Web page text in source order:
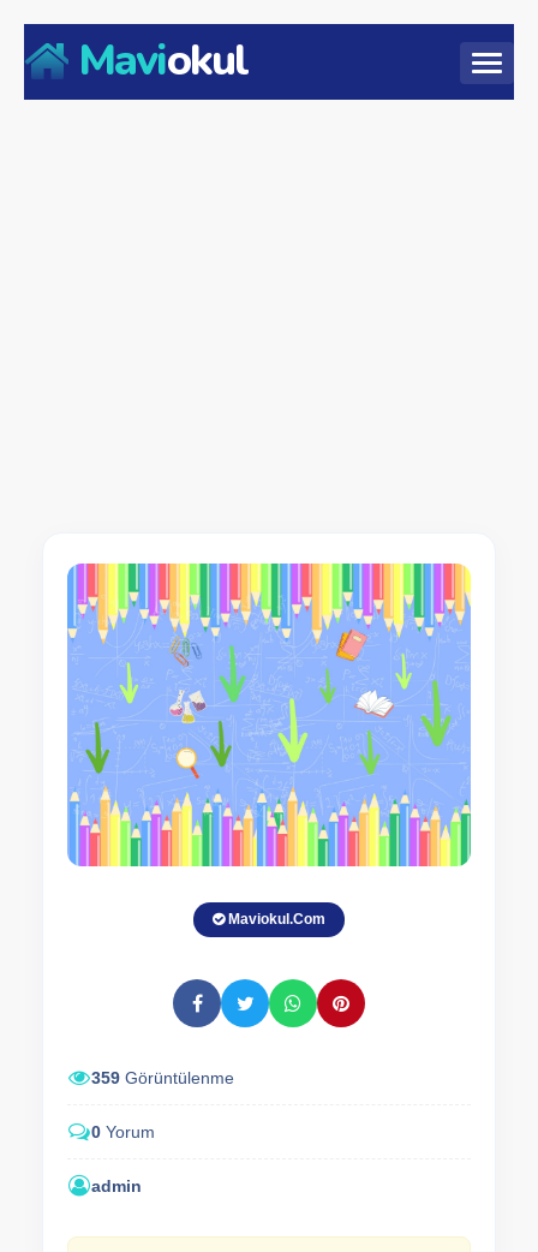
Maviokul
Maviokul.Com
359 Görüntülenme
0 Yorum
admin